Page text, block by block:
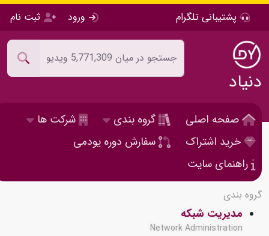
پشتیبانی تلگرام ورود ثبت نام
دنیاد
صفحه اصلی گروه بندی
شرکت ها
خرید اشتراک
سفارش دوره یودمی
راهنمای سایت
گروه بندی
مدیریت شبکه
Network Administration